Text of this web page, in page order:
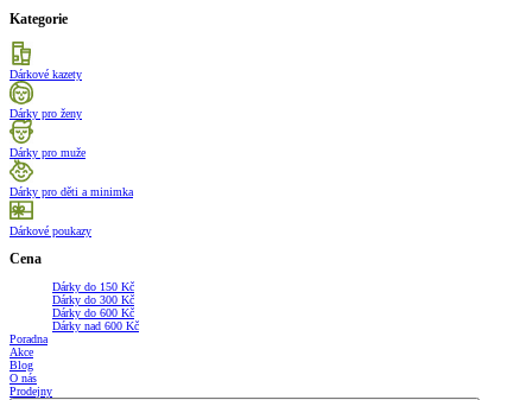
Kategorie
Dárkové kazety
Dárky pro ženy
Dárky pro muže
Dárky pro děti a minimka
Dárkové poukazy
Cena
Dárky do 150 Kč
Dárky do 300 Kč
Dárky do 600 Kč
Dárky nad 600 Kč
Poradna
Akce
Blog
O nás
Prodejny